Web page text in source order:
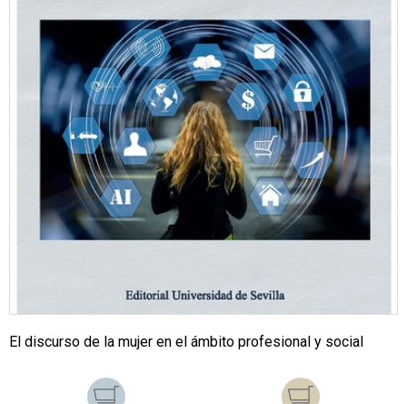
El discurso de la mujer en el ámbito profesional y social